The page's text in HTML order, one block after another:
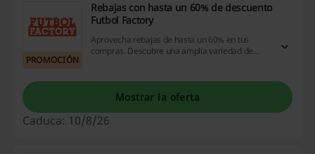
PROMOCIÓN
Rebajas con hasta un 60% de descuento
Futbol Factory
Aprovecha rebajas de hasta un 60% en tus
compras. Descubre una amplia variedad de
Mostrar la oferta
Caduca: 10/8/26